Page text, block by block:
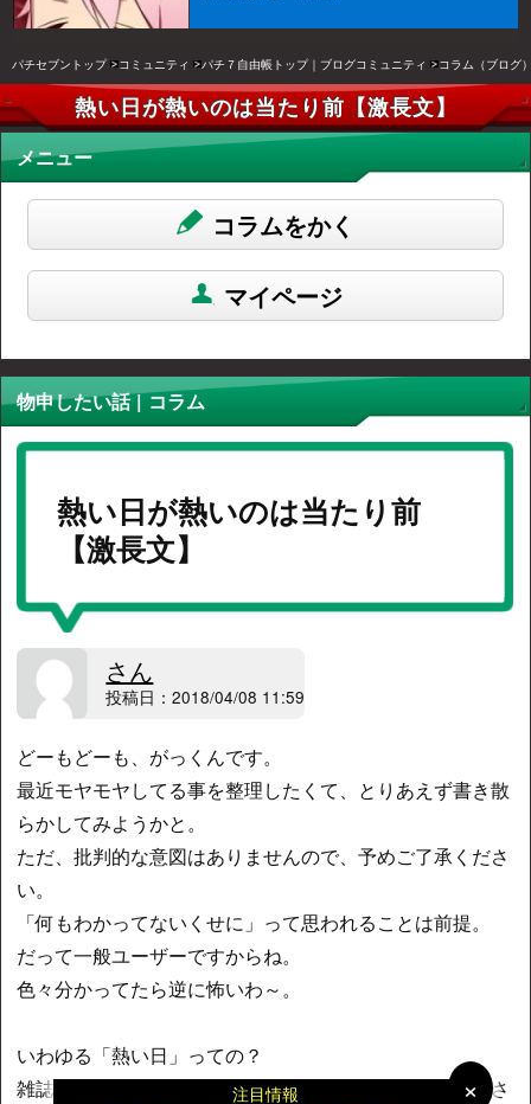
×
×
注目情報
パチセブントップ コミュニティ パチ７自由帳トップ｜ブログコミュニティ コラム（ブログ
熱い日が熱いのは当たり前【激長文】
メニュー
コラムをかく
マイページ
物申したい話 | コラム
熱い日が熱いのは当たり前
【激長文】
さん
投稿日：2018/04/08 11:59
どーもどーも、がっくんです。
最近モヤモヤしてる事を整理したくて、とりあえず書き散
らかしてみようかと。
ただ、批判的な意図はありませんので、予めご了承くださ
い。
「何もわかってないくせに」って思われることは前提。
だって一般ユーザーですからね。
色々分かってたら逆に怖いわ～。
いわゆる「熱い日」っての？
雑誌ライターやYouTube系演者、スロブロガーや漫画家さ